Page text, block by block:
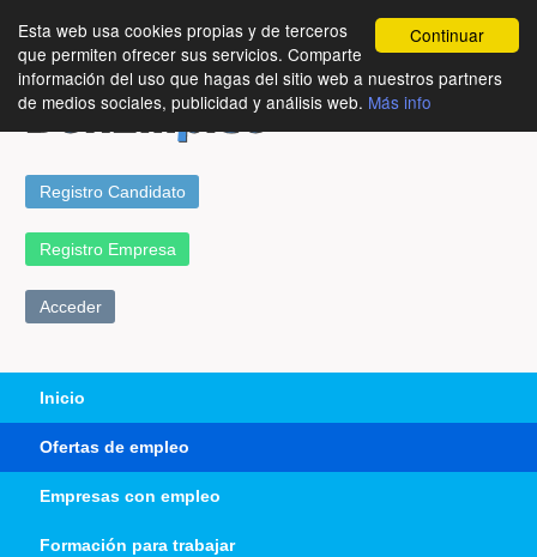
Continuar
Esta web usa cookies propias y de terceros
que permiten ofrecer sus servicios. Comparte
información del uso que hagas del sitio web a nuestros partners
de medios sociales, publicidad y análisis web. Más info
Registro Candidato
Registro Empresa
Acceder
Inicio
Ofertas de empleo
Empresas con empleo
Formación para trabajar